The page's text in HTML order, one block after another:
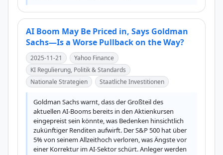
AI Boom May Be Priced in, Says Goldman
Sachs—Is a Worse Pullback on the Way?
2025-11-21
Yahoo Finance
KI Regulierung, Politik & Standards
Nationale Strategien
Staatliche Investitionen
Goldman Sachs warnt, dass der Großteil des
aktuellen AI-Booms bereits in den Aktienkursen
eingepreist sein könnte, was Bedenken hinsichtlich
zukünftiger Renditen aufwirft. Der S&P 500 hat über
5% von seinem Allzeithoch verloren, was Ängste vor
einer Korrektur im AI-Sektor schürt. Anleger werden